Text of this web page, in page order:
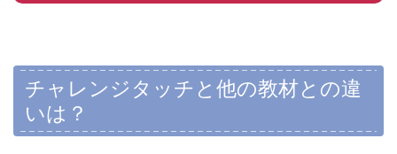
チャレンジタッチと他の教材との違
いは？